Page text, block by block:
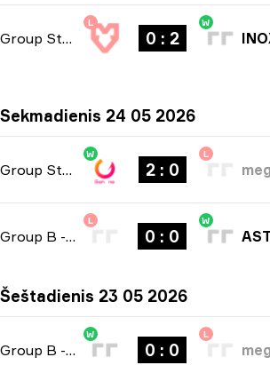
Group Stage -bo3
L
0 : 2
W
Sekmadienis 24 05 2026
Group Stage -bo3
W
2 : 0
L
Group B - bo3
L
0 : 0
W
Šeštadienis 23 05 2026
Group B - bo3
W
0 : 0
L